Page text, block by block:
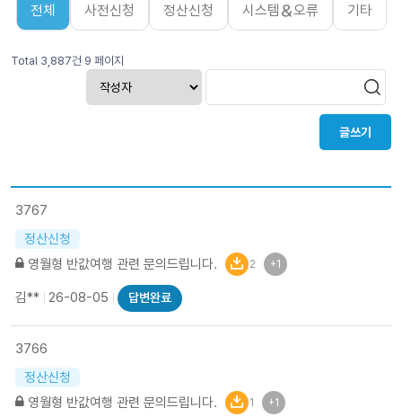
전체 사전신청 정산신청 시스템＆오류 기타
Total 3,887건 9 페이지
글쓰기
3767
정산신청
영월형 반값여행 관련 문의드립니다.
2 +1
김** 26-08-05 답변완료
3766
정산신청
영월형 반값여행 관련 문의드립니다.
1 +1